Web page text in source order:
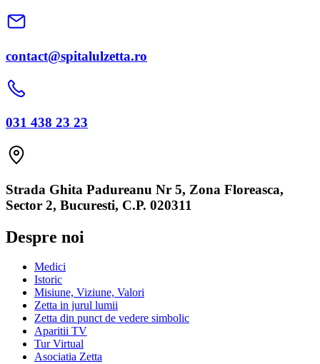
contact@spitalulzetta.ro
031 438 23 23
Strada Ghita Padureanu Nr 5, Zona Floreasca,
Sector 2, Bucuresti, C.P. 020311
Despre noi
Medici
Istoric
Misiune, Viziune, Valori
Zetta in jurul lumii
Zetta din punct de vedere simbolic
Aparitii TV
Tur Virtual
Asociatia Zetta